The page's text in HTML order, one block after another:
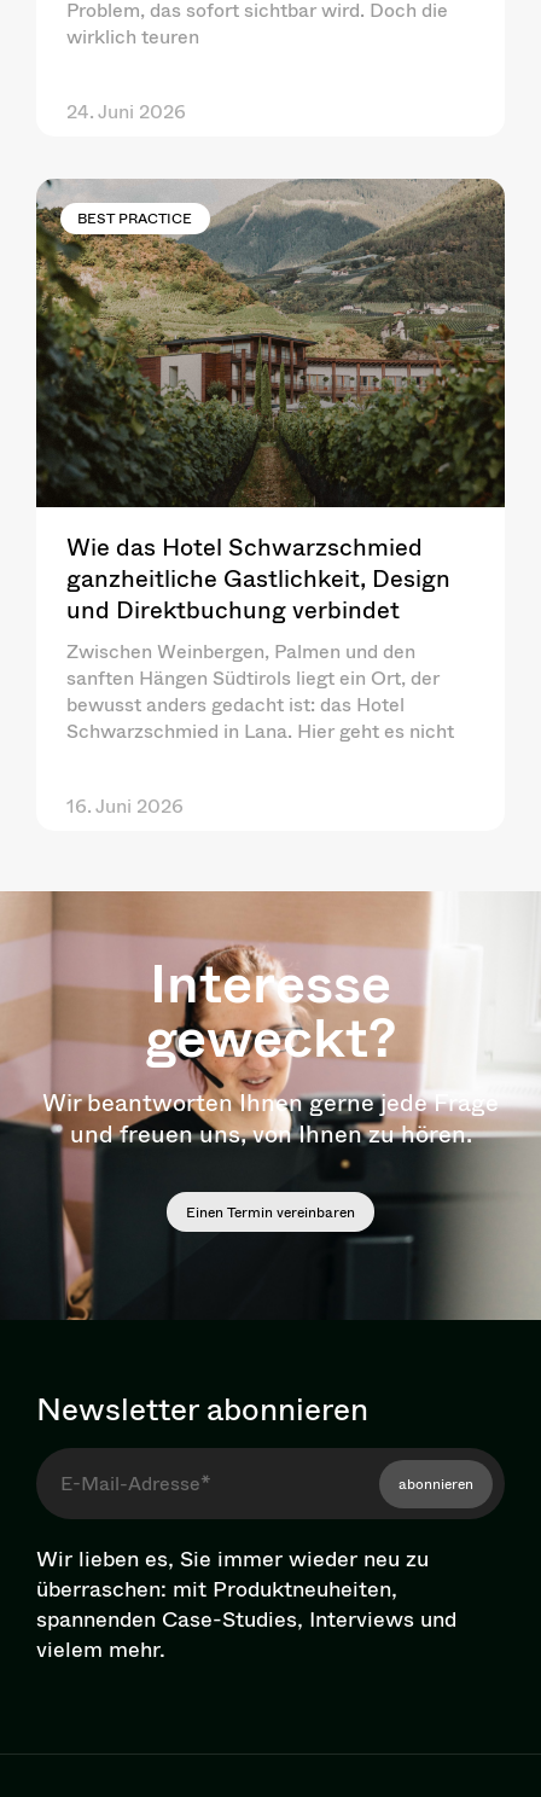
Problem, das sofort sichtbar wird. Doch die
wirklich teuren
24. Juni 2026
BEST PRACTICE
Wie das Hotel Schwarzschmied
ganzheitliche Gastlichkeit, Design
und Direktbuchung verbindet
Zwischen Weinbergen, Palmen und den
sanften Hängen Südtirols liegt ein Ort, der
bewusst anders gedacht ist: das Hotel
Schwarzschmied in Lana. Hier geht es nicht
16. Juni 2026
Interesse
geweckt?
Wir beantworten Ihnen gerne jede Frage
und freuen uns, von Ihnen zu hören.
Einen Termin vereinbaren
Newsletter abonnieren
abonnieren
Wir lieben es, Sie immer wieder neu zu
überraschen: mit Pro­dukt­neu­hei­ten,
spannenden Case-Studies, Interviews und
vielem mehr.